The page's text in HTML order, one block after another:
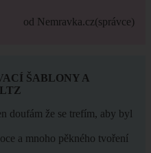
od Nemravka.cz(správce)
ŠABLONY A
doufám že se trefím, aby byl
a mnoho pěkného tvoření